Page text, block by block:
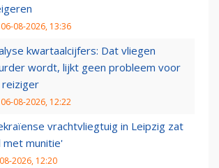
06-08-2026, 13:36
kwartaalcijfers: Dat vliegen
wordt, lijkt geen probleem voor
06-08-2026, 12:22
vrachtvliegtuig in Leipzig zat
met munitie'
2026, 12:20